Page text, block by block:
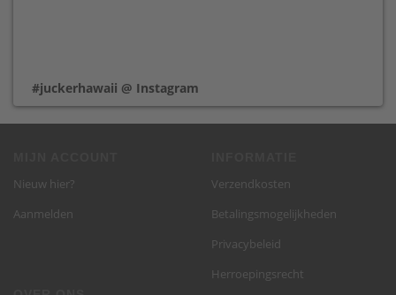
#juckerhawaii @ Instagram
Nieuw hier?
Aanmelden
Verzendkosten
Betalingsmogelijkheden
Privacybeleid
Herroepingsrecht